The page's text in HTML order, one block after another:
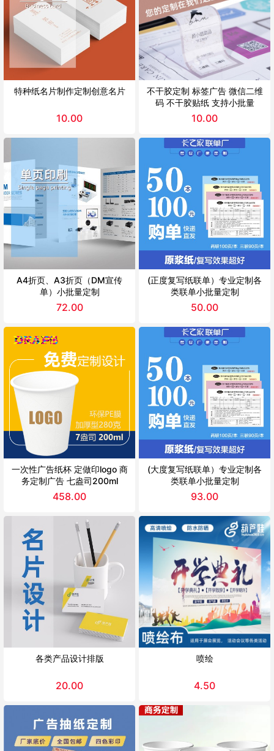
特种纸名片制作定制创意名片
10.00
不干胶定制 标签广告 微信二维
码 不干胶贴纸 支持小批量
10.00
A4折页、A3折页（DM宣传
单）小批量定制
72.00
(正度复写纸联单）专业定制各
类联单小批量定制
50.00
一次性广告纸杯 定做印logo 商
务定制广告 七盎司200ml
458.00
(大度复写纸联单）专业定制各
类联单小批量定制
93.00
各类产品设计排版
20.00
喷绘
4.50